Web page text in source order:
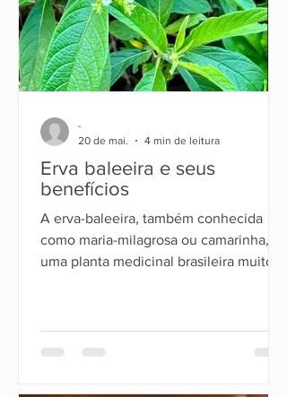
Erva baleeira e seus
benefícios
A erva-baleeira, também conhecida
como maria-milagrosa ou camarinha, é
uma planta medicinal brasileira muito
nome científico é Cordia verbenacea e
-
20 de mai.
4 min de leitura